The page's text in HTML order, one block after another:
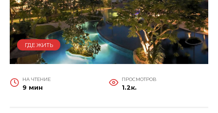
ГДЕ ЖИТЬ
НА ЧТЕНИЕ
9 мин
ПРОСМОТРОВ
1.2к.